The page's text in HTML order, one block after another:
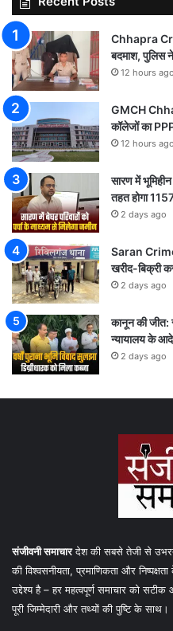
Chhapra
बदमाश, पुलिस
12 hours ago
GMCH
कॉलेजों का
12 hours ago
सारण में
तहत होगा
2 days ago
Saran Crime
खरीद-बिक्री
2 days ago
कानून की जीत:
न्यायालय के
2 days ago
संजीवनी समाचारदेश की सबसे तेजी से उभरती
की विश्वसनीयता, प्रमाणिकता और
उद्देश्य है – हर महत्वपूर्ण समाचार को
पूरी जिम्मेदारी और तथ्यों की पुष्टि के साथ।